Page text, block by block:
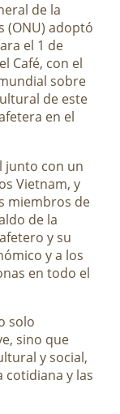
de la
(ONU) adoptó
el 1 de
Café, con el
sobre
de este
en el
junto con un
Vietnam, y
miembros de
de la
y su
y a los
en todo el
solo
sino que
y social,
cotidiana y las